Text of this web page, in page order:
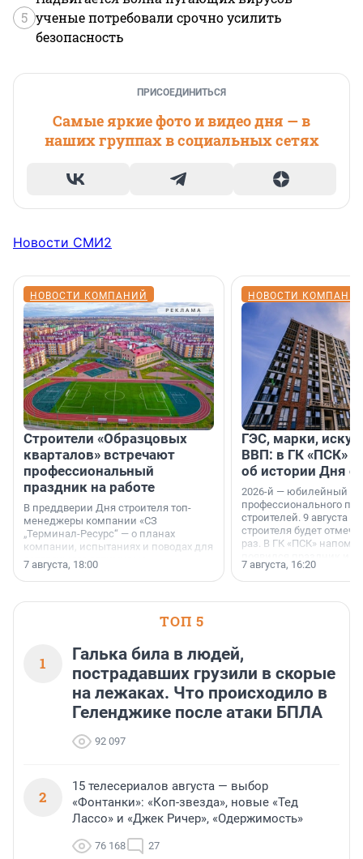
5 ученые потребовали срочно усилить
безопасность
ПРИСОЕДИНИТЬСЯ
Самые яркие фото и видео дня — в
наших группах в социальных сетях
Новости СМИ2
НОВОСТИ КОМПАНИЙ
Строители «Образцовых
кварталов» встречают
профессиональный
праздник на работе
В преддверии Дня строителя топ-
менеджеры компании «СЗ
„Терминал-Ресурс“ — о планах
компании, испытаниях и поводах для
осторожного оптимизма.
7 августа, 18:00
НОВОСТИ
ГЭС, марки,
ВВП: в ГК «ПСК»
об истории Дня
2026-й — юбилейный
профессионального
строителей. 9 августа
строителя будет
раз. В ГК «ПСК»
поменялась роль
7 августа, 16:20
ТОП 5
1
Галька била в людей,
пострадавших грузили в скорые
на лежаках. Что происходило в
Геленджике после атаки БПЛА
92 097
2
15 телесериалов августа — выбор
«Фонтанки»: «Коп-звезда», новые «Тед
Лассо» и «Джек Ричер», «Одержимость»
76 168 27